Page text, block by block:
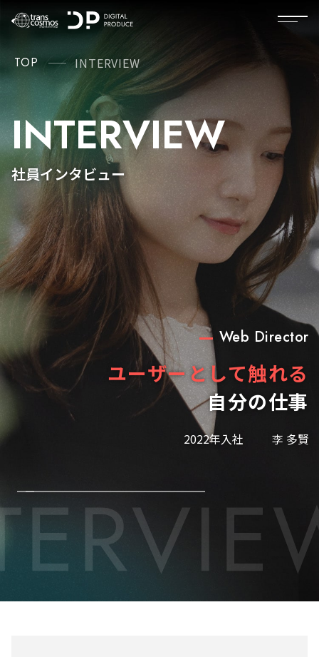
TOP INTERVIEW
INTERVIEW
社員インタビュー
Project Manager
数字への意識 がお客様と
その先のユーザーへ繋がる
2023年入社 森口 治樹
INTERVIEW
社員インタビュー
Web Director
ユーザーとして触れる
自分の仕事
2022年入社 李 多賢
INTERVIEW
社員インタビュー
Web Director
ハングリーな学びと
多数の挑戦機会で
圧倒的な成長曲線へ
2022年入社 田中 美里
INTERVIEW
社員インタビュー
Designer
愛情をもって
トライし続ける
2019年入社 田中 三貴
INTERVIEW
社員インタビュー
Designer
お客様の想いが伝わる
デザインを目指して
2020年入社 犬塚 友果子
INTERVIEW
社員インタビュー
Communication Planner
ソーシャルの
最前線から。
2013年入社 横田 恵理
INTERVIEW
社員インタビュー
Communication Planner
広い視野で、
常に先を見通す
2022年入社 児玉 尚奈美
INTERVIEW
社員インタビュー
Development Engineer
勉強することは、
無限にある
2022年入社 松岡 拓夢
INTERVIEW
社員インタビュー
Development Engineer
現状に満足せず
常に進化を目指す
2023年入社 大福 祐輔
INTERVIEW
社員インタビュー
Development Project Manager
人を動かす
課題解決屋であるべし
2020年入社 高土 浩一
INTERVIEW
社員インタビュー
General Manager
諦めなければ、
必ず目的地にたどり着ける
2021年入社 石川 圭太
INTERVIEW
社員インタビュー
Marketing Planner
自分を信じて、
自分に期待する
2016年入社 坂本 篤史
INTERVIEW
社員インタビュー
Front End Engineer
チーム全体でスキルUPして
生産性を高めたい
2023年入社 荻野 盛陽
INTERVIEW
社員インタビュー
Front End Engineer
好きなことを
突き詰める
2022年入社 吉野 弘之
INTERVIEW
社員インタビュー
Web Director
常に
“なぜ”を考える
2021年入社 根津 夏美
INTERVIEW
社員インタビュー
Web Director
どれだけ
サプライズができるか
2021年入社 鈴木 悠生
INTERVIEW
社員インタビュー
General Manager
アイディアを具体的な形に
落としていく“畳み役”
2006年入社 康田 潤心
INTERVIEW
社員インタビュー
Web Director
恐れず
挑戦する
2021年入社 石原 桜
INTERVIEW
社員インタビュー
General Manager
エンジニアの
価値を高めたい
2005年入社 小島 拓
INTERVIEW
社員インタビュー
General Manager
リミッターを
外せ
2011年入社 柳田 なつ美
INTERVIEW
社員インタビュー
General Manager
突破するまで
諦めない
2004年入社 齋藤 勝重
INTERVIEW
社員インタビュー
General Manager
実現するまで
辞めなければいい、
爪痕を残せ
1999年入社 所 年雄